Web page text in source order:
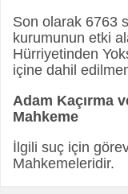
Son olarak 6763
kurumunun etki
Hürriyetinden
içine dahil
Adam Kaçırma
Mahkeme
İlgili suç için
Mahkemeleridir.